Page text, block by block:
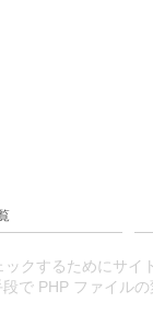
クするためにサイ
で PHP ファイル